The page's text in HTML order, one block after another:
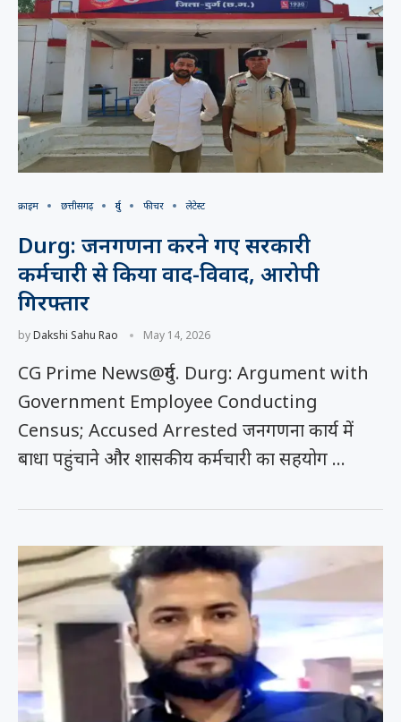
क्राइम छत्तीसगढ़ दुर्ग फीचर लेटेस्ट
Durg: जनगणना करने गए सरकारी
कर्मचारी से किया वाद-विवाद, आरोपी
गिरफ्तार
byDakshi Sahu Rao May 14, 2026
CG Prime News@दुर्ग. Durg: Argument with
Government Employee Conducting
Census; Accused Arrested जनगणना कार्य में
बाधा पहुंचाने और शासकीय कर्मचारी का सहयोग …